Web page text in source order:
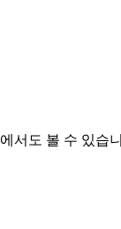
에서도 볼 수 있습